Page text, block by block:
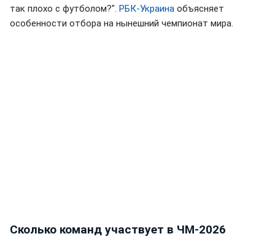
так плохо с футболом?". РБК-Украина объясняет
особенности отбора на нынешний чемпионат мира.
Сколько команд участвует в ЧМ-2026